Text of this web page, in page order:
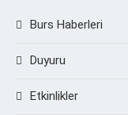
Burs Haberleri
Duyuru
Etkinlikler